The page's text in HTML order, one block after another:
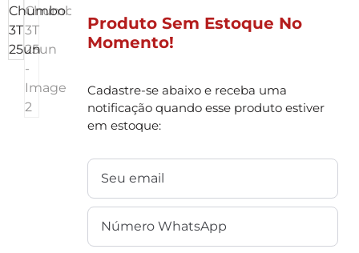
Produto Sem Estoque No
Momento!
Cadastre-se abaixo e receba uma
notificação quando esse produto estiver
em estoque: